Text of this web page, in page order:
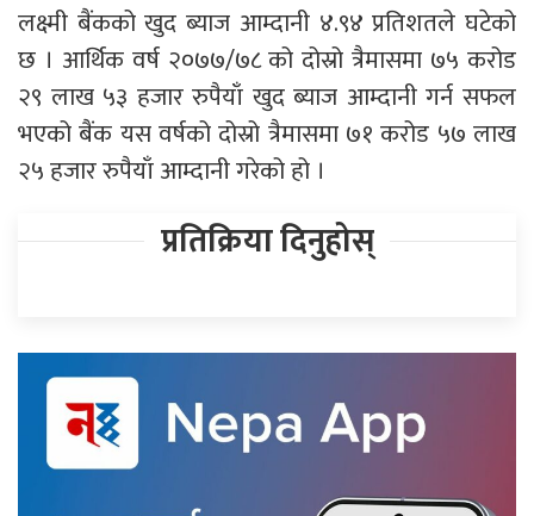
लक्ष्मी बैंकको खुद ब्याज आम्दानी ४.९४ प्रतिशतले घटेको
छ । आर्थिक वर्ष २०७७/७८ को दोस्रो त्रैमासमा ७५ करोड
२९ लाख ५३ हजार रुपैयाँ खुद ब्याज आम्दानी गर्न सफल
भएको बैंक यस वर्षको दोस्रो त्रैमासमा ७१ करोड ५७ लाख
२५ हजार रुपैयाँ आम्दानी गरेको हो ।
प्रतिक्रिया दिनुहोस्